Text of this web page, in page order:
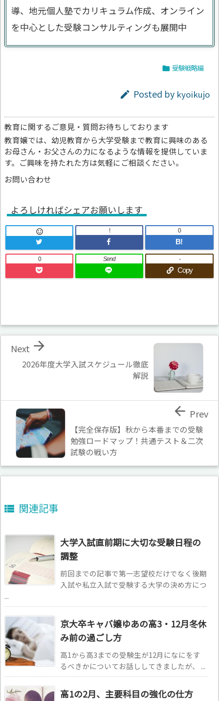
導、地元個人塾でカリキュラム作成、オンライン
を中心とした受験コンサルティングも展開中
 受験戦略編
 Posted by kyoikujo
教育に関するご意見・質問お待ちしております
教育嬢では、幼児教育から大学受験まで教育に興味のある
お母さん・お父さんの力になるような情報を提供していま
す。ご興味を持たれた方は気軽にご相談ください。
お問い合わせ
よろしければシェアお願いします
 !
B!
0
0 Send
Copy
-
2026年度大学入試スケジュール徹底
解説

Next
【完全保存版】秋から本番までの受験
勉強ロードマップ！共通テスト＆二次
試験の戦い方
 Prev
 関連記事
大学入試直前期に大切な受験日程の
調整
前回までの記事で第一志望校だけでなく後期
入試や私立入試で受験する大学の決め方につ
...
京大卒キャバ嬢ゆあの高3・12月冬休
み前の過ごし方
高1から高3までの受験生が12月になにをす
るべきかについてお話ししてきましたが、 ...
高1の2月、主要科目の強化の仕方